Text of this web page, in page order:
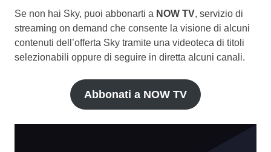
Se non hai Sky, puoi abbonarti a NOW TV, servizio di
streaming on demand che consente la visione di alcuni
contenuti dell’offerta Sky tramite una videoteca di titoli
selezionabili oppure di seguire in diretta alcuni canali.
Abbonati a NOW TV